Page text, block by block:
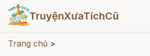
TruyệnXưaTíchCũ
Trang chủ >